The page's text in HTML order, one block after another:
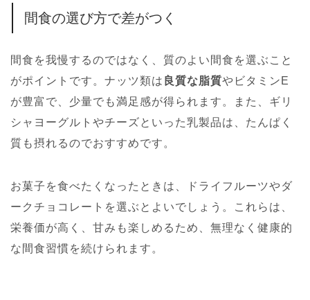
間食の選び方で差がつく
間食を我慢するのではなく、質のよい間食を選ぶこと
がポイントです。ナッツ類は 良質な脂質やビタミンE
が豊富で、少量でも満足感が得られます。また、ギリ
シャヨーグルトやチーズといった乳製品は、たんぱく
質も摂れるのでおすすめです。
お菓子を食べたくなったときは、ドライフルーツやダ
ークチョコレートを選ぶとよいでしょう。これらは、
栄養価が高く、甘みも楽しめるため、無理なく健康的
な間食習慣を続けられます。